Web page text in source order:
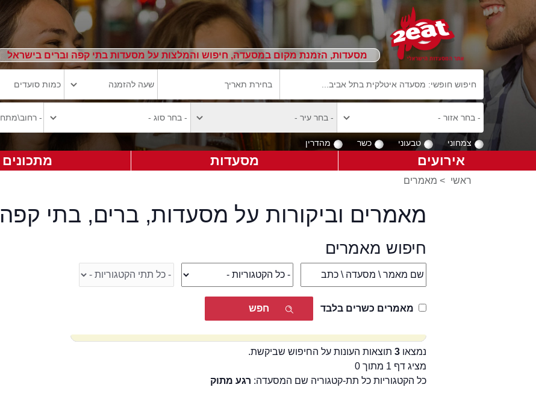
מסעדות, הזמנת מקום במסעדה, חיפוש והמלצות על מסעדות בתי קפה וברים בישראל
צמחוני טבעוני כשר מהדרין
אירועים מסעדות מתכונים
ראשי > מאמרים
מאמרים וביקורות על מסעדות, ברים, בתי קפה
חיפוש מאמרים
מאמרים כשרים בלבד
נמצאו 3תוצאות העונות על החיפוש שביקשת.
מציג דף 1 מתוך 0
כל הקטגוריות כל תת-קטגוריה שם המסעדה: רגע מתוק